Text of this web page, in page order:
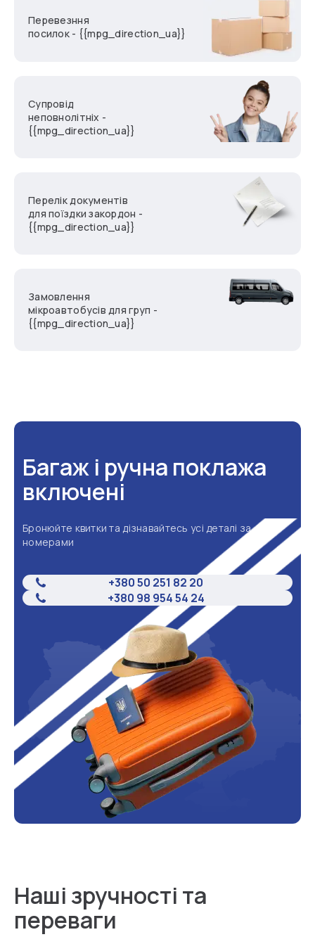
Перевезння
посилок - {{mpg_direction_ua}}
Супровід
неповнолітніх -
{{mpg_direction_ua}}
Перелік документів
для поїздки закордон -
{{mpg_direction_ua}}
Замовлення
мікроавтобусів для груп -
{{mpg_direction_ua}}
Багаж і ручна поклажа
включені
Бронюйте квитки та дізнавайтесь усі деталі за
номерами
+380 50 251 82 20
+380 98 954 54 24
Наші зручності та
переваги